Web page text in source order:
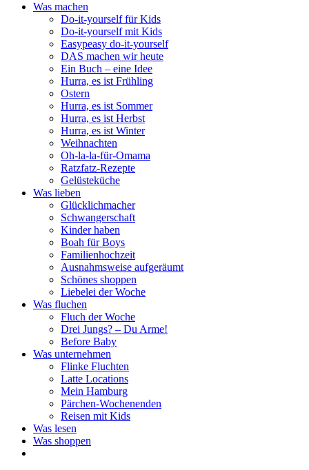
Was machen
Do-it-yourself für Kids
Do-it-yourself mit Kids
Easypeasy do-it-yourself
DAS machen wir heute
Ein Buch – eine Idee
Hurra, es ist Frühling
Ostern
Hurra, es ist Sommer
Hurra, es ist Herbst
Hurra, es ist Winter
Weihnachten
Oh-la-la-für-Omama
Ratzfatz-Rezepte
Gelüsteküche
Was lieben
Glücklichmacher
Schwangerschaft
Kinder haben
Boah für Boys
Familienhochzeit
Ausnahmsweise aufgeräumt
Schönes shoppen
Liebelei der Woche
Was fluchen
Fluch der Woche
Drei Jungs? – Du Arme!
Before Baby
Was unternehmen
Flinke Fluchten
Latte Locations
Mein Hamburg
Pärchen-Wochenenden
Reisen mit Kids
Was lesen
Was shoppen